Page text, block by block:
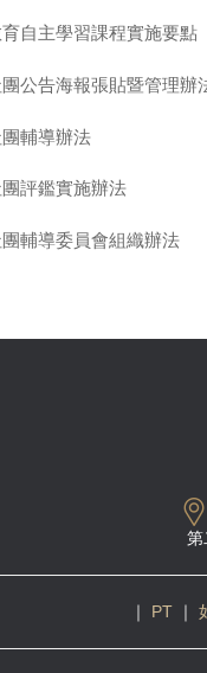
自主學習課程實施要點
公告海報張貼暨管理辦
輔導辦法
評鑑實施辦法
輔導委員會組織辦法
第
｜ PT ｜